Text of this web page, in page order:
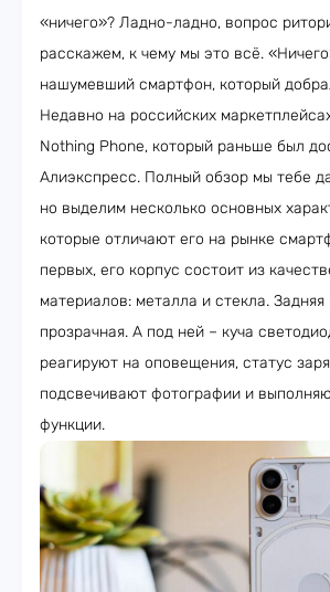
«ничего»? Ладно-ладно, вопрос
расскажем, к чему мы это всё.
нашумевший смартфон, который
Недавно на российских
Nothing Phone, который раньше был
Алиэкспресс. Полный обзор мы тебе
но выделим несколько основных
которые отличают его на рынке
первых, его корпус состоит из
материалов: металла и стекла.
прозрачная. А под ней – куча
реагируют на оповещения, статус
подсвечивают фотографии и
функции.